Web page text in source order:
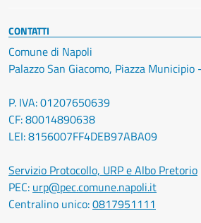
CONTATTI
Comune di Napoli
Palazzo San Giacomo, Piazza
P. IVA: 01207650639
CF: 80014890638
LEI: 8156007FF4DEB97ABA09
Servizio Protocollo, URP e Albo Pretorio
PEC: urp@pec.comune.napoli.it
Centralino unico:0817951111